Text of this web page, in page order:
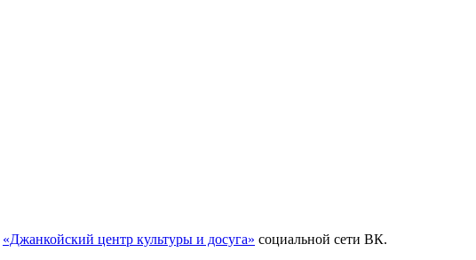
«Джанкойский центр культуры и досуга» социальной сети ВК.